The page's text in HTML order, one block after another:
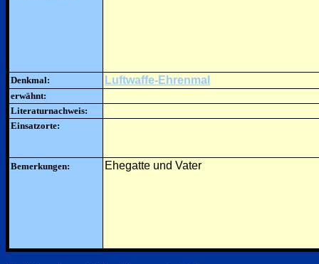
Denkmal: Luftwaffe-Ehrenmal
erwähnt:
Literaturnachweis:
Einsatzorte:
Bemerkungen: Ehegatte und Vater